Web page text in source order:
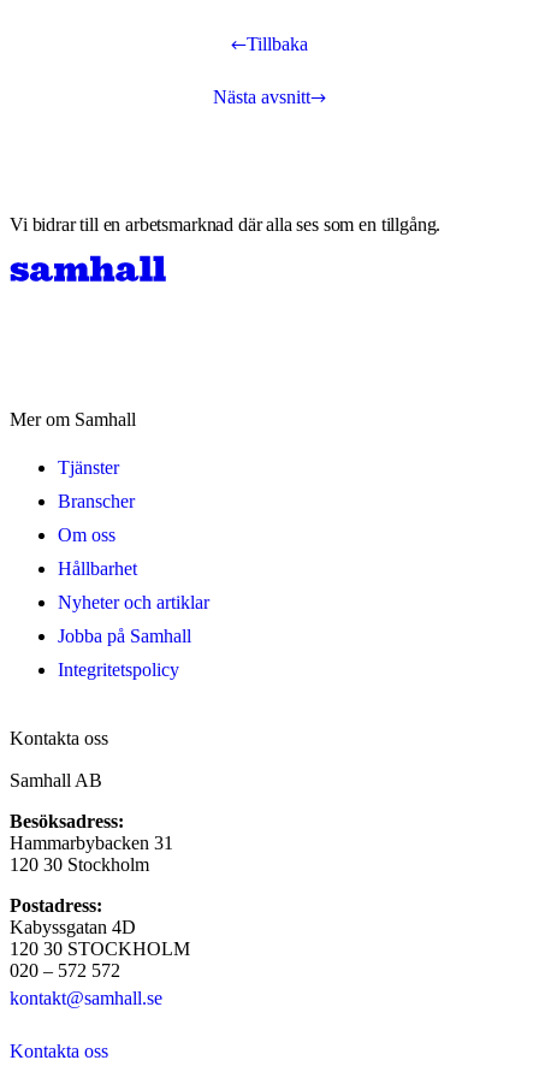
Tillbaka
Nästa avsnitt
Vi bidrar till en arbetsmarknad där alla ses som en tillgång.
Mer om Samhall
Tjänster
Branscher
Om oss
Hållbarhet
Nyheter och artiklar
Jobba på Samhall
Integritetspolicy
Kontakta oss
Samhall AB
Besöksadress:
Hammarbybacken 31
120 30 Stockholm
Postadress:
Kabyssgatan 4D
120 30 STOCKHOLM
020 – 572 572
kontakt@samhall.se
Kontakta oss